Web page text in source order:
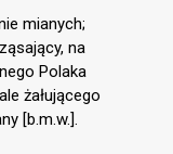
mianych;
na
Polaka
żałującego
[b.m.w.].